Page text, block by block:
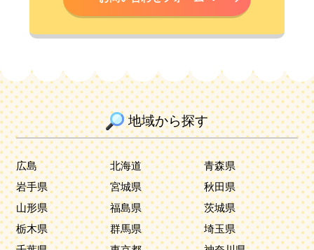
地域から探す
広島 北海道
青森県
岩手県
宮城県
秋田県
山形県
福島県
茨城県
栃木県
群馬県
埼玉県